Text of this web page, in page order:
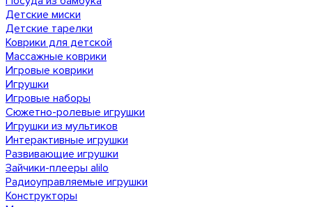
Детские миски
Детские тарелки
Коврики для детской
Массажные коврики
Игровые коврики
Игрушки
Игровые наборы
Сюжетно-ролевые игрушки
Игрушки из мультиков
Интерактивные игрушки
Развивающие игрушки
Зайчики-плееры alilo
Радиоуправляемые игрушки
Конструкторы